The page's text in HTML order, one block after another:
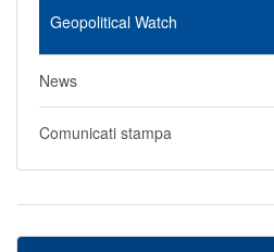
Geopolitical Watch
News
Comunicati stampa